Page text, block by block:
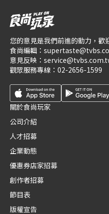
您的意見是我們前進的動力，歡
食尚編輯：
意見反映：
觀眾服務專線： 02-2656-1599
關於食尚玩家
公司介紹
人才招募
企業動態
優惠券店家招募
創作者招募
節目表
版權宣告